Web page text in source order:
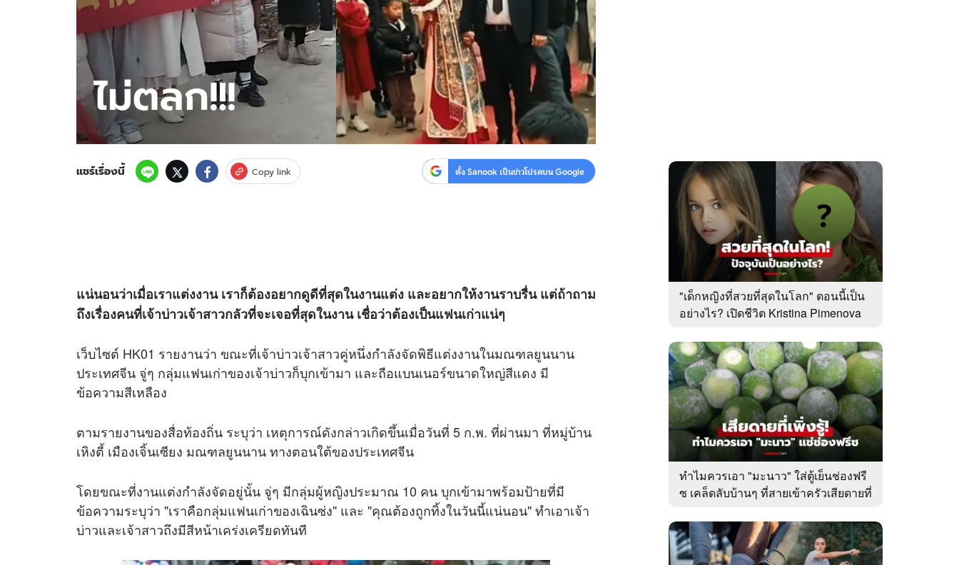
สงวนลิขสิทธิ์ © บริษัท อิมเมจ ฟิวเจอร์ (ประเทศไทย) จำกัด
แชร์เรื่องนี้ Copy link ตั้ง Sanook เป็นข่าวโปรดบน Google
แน่นอนว่าเมื่อเราแต่งงาน เราก็ต้องอยากดูดีที่สุดในงานแต่ง และอยากให้งานราบรื่น แต่ถ้าถาม
ถึงเรื่องคนที่เจ้าบ่าวเจ้าสาวกลัวที่จะเจอที่สุดในงาน เชื่อว่าต้องเป็นแฟนเก่าแน่ๆ
เว็บไซต์ HK01 รายงานว่า ขณะที่เจ้าบ่าวเจ้าสาวคู่หนึ่งกำลังจัดพิธีแต่งงานในมณฑลยูนนาน
ประเทศจีน จู่ๆ กลุ่มแฟนเก่าของเจ้าบ่าวก็บุกเข้ามา และถือแบนเนอร์ขนาดใหญ่สีแดง มี
ข้อความสีเหลือง
ตามรายงานของสื่อท้องถิ่น ระบุว่า เหตุการณ์ดังกล่าวเกิดขึ้นเมื่อวันที่ 5 ก.พ. ที่ผ่านมา ที่หมู่บ้าน
เหิงตี้ เมืองเจิ้นเซียง มณฑลยูนนาน ทางตอนใต้ของประเทศจีน
โดยขณะที่งานแต่งกำลังจัดอยู่นั้น จู่ๆ มีกลุ่มผู้หญิงประมาณ 10 คน บุกเข้ามาพร้อมป้ายที่มี
ข้อความระบุว่า "เราคือกลุ่มแฟนเก่าของเฉินซ่ง" และ "คุณต้องถูกทิ้งในวันนี้แน่นอน" ทำเอาเจ้า
บ่าวและเจ้าสาวถึงมีสีหน้าเคร่งเครียดทันที
"เด็กหญิงที่สวยที่สุดในโลก" ตอนนี้เป็น
อย่างไร? เปิดชีวิต Kristina Pimenova
ทำไมควรเอา "มะนาว" ใส่ตู้เย็นช่องฟรี
ซ เคล็ดลับบ้านๆ ที่สายเข้าครัวเสียดายที่